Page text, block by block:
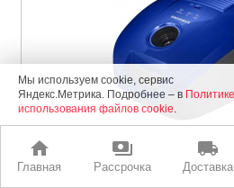
home
Главная
payments
Рассрочка
local_shipping
Доставка
Пылесос SAMSUNG
Мы используем cookie, сервис
Яндекс.Метрика. Подробнее – в Политике
использования файлов cookie.